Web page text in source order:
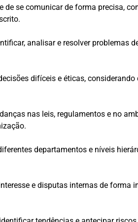
de se comunicar de forma precisa,
analisar e resolver problemas
difíceis e éticas,
nas leis, regulamentos e no
departamentos e níveis
e disputas internas de forma